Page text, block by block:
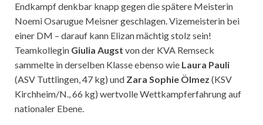
Endkampf denkbar knapp gegen die spätere Meisterin
Noemi Osarugue Meisner geschlagen. Vizemeisterin bei
einer DM – darauf kann Elizan mächtig stolz sein!
Teamkollegin Giulia Augst von der KVA Remseck
sammelte in derselben Klasse ebenso wie Laura Pauli
(ASV Tuttlingen, 47 kg) und Zara Sophie Ölmez (KSV
Kirchheim/N., 66 kg) wertvolle Wettkampferfahrung auf
nationaler Ebene.